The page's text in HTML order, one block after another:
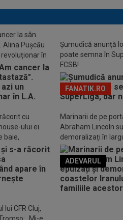
la sân.
Pușcău
în
Șumudică anunță
poate semna în
FCSB!
FANATIK.RO
cu
ului ei.
baie,
Marinarii de pe
Abraham Lincoln
demoralizați în
avertizează
ADEVARUL
lui CFR Cluj,
„Mi-e